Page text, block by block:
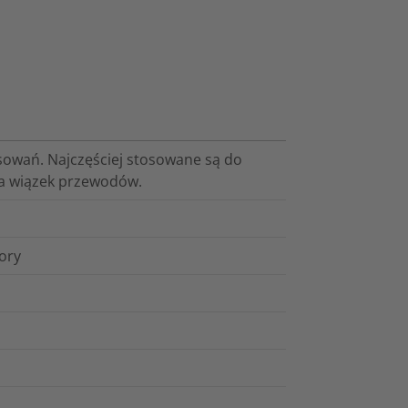
Najczęściej stosowane są do
wiązek przewodów.